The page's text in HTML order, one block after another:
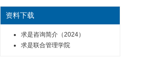
资料下载
求是咨询简介（2024）
求是联合管理学院